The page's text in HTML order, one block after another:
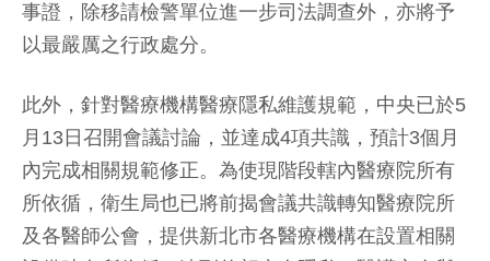
事證，除移請檢警單位進一步司法調查外，亦將予
以最嚴厲之行政處分。
此外，針對醫療機構醫療隱私維護規範，中央已於5
月13日召開會議討論，並達成4項共識，預計3個月
內完成相關規範修正。為使現階段轄內醫療院所有
所依循，衛生局也已將前揭會議共識轉知醫療院所
及各醫師公會，提供新北市各醫療機構在設置相關